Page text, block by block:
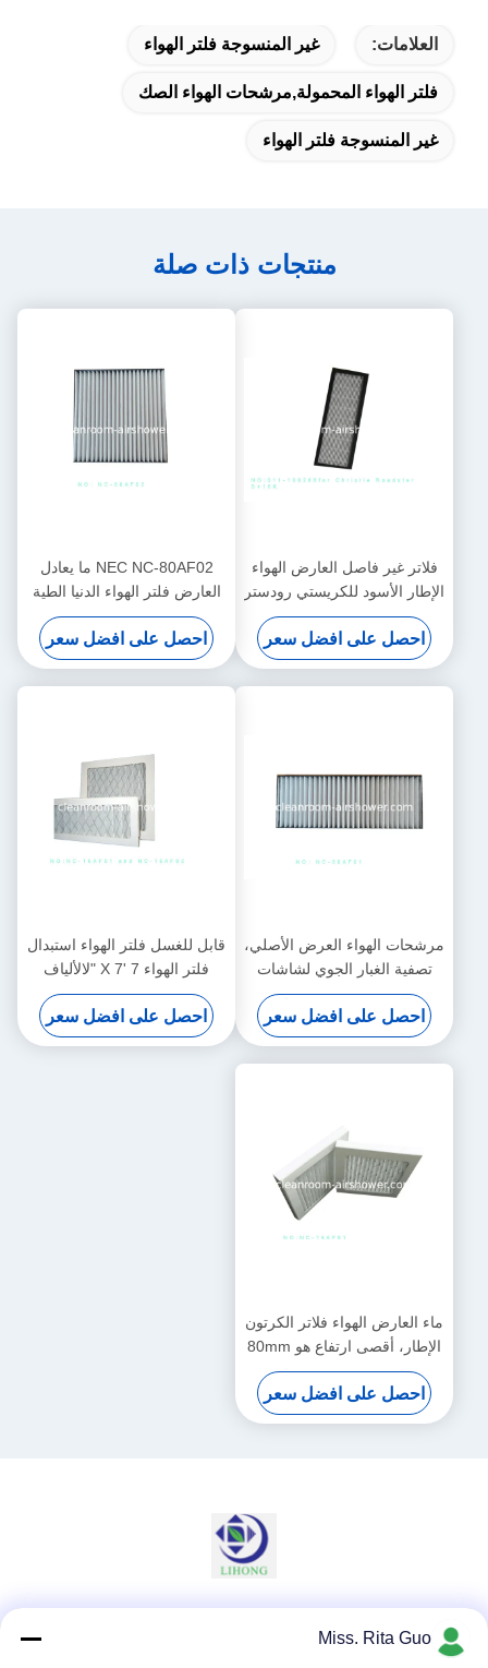
العلامات: غير المنسوجة فلتر الهواء
فلتر الهواء المحمولة,مرشحات الهواء الصك
غير المنسوجة فلتر الهواء
منتجات ذات صلة
فلاتر غير فاصل العارض الهواء
الإطار الأسود للكريستي رودستر
S + 16K
احصل على افضل سعر
NEC NC-80AF02 ما يعادل
العارض فلتر الهواء الدنيا الطية
الطول 8MM
احصل على افضل سعر
مرشحات الهواء العرض الأصلي،
تصفية الغبار الجوي لشاشات
باناسونيك
احصل على افضل سعر
قابل للغسل فلتر الهواء استبدال
فلتر الهواء 7 'X 7 "لالألياف
الاصطناعية وسائل الإعلام
احصل على افضل سعر
ماء العارض الهواء فلاتر الكرتون
الإطار، أقصى ارتفاع هو 80mm
و
احصل على افضل سعر
وسائل التواصل الاجتماعيMiss. Rita Guo